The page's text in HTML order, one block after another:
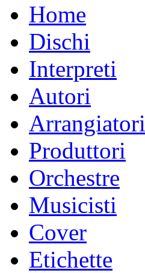
Home
Dischi
Interpreti
Autori
Arrangiatori
Produttori
Orchestre
Musicisti
Cover
Etichette